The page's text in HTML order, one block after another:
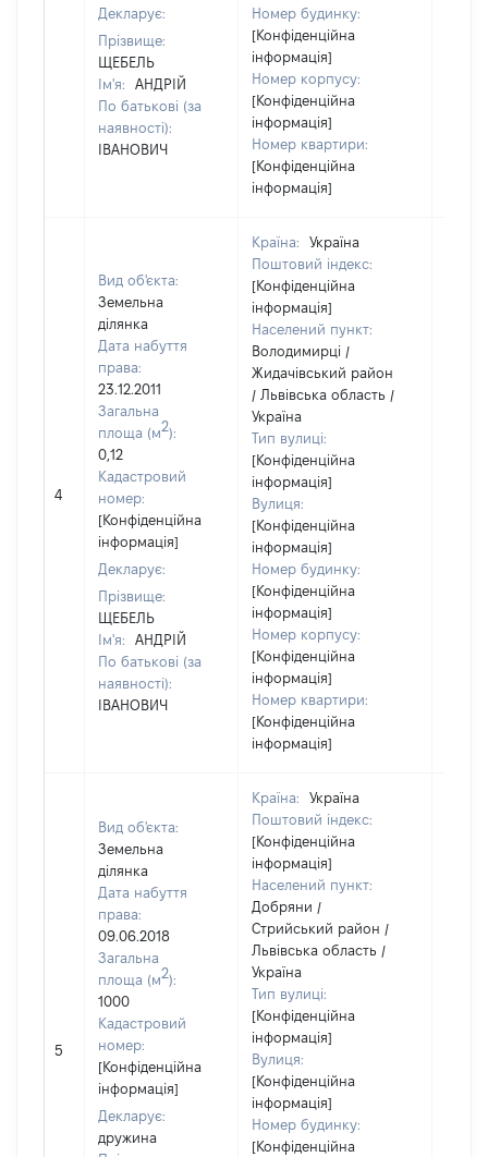
Декларує:
Прізвище:
ЩЕБЕЛЬ
Ім'я:
АНДРІЙ
По батькові (за
наявності):
ІВАНОВИЧ
Номер будинку:
[Конфіденційна
інформація]
Номер корпусу:
[Конфіденційна
інформація]
Номер квартири:
[Конфіденційна
інформація]
4
Вид об'єкта:
Земельна
ділянка
Дата набуття
права:
23.12.2011
Загальна
площа (м2):
0,12
Кадастровий
номер:
[Конфіденційна
інформація]
Декларує:
Прізвище:
ЩЕБЕЛЬ
Ім'я:
АНДРІЙ
По батькові (за
наявності):
ІВАНОВИЧ
Країна:
Україна
Поштовий індекс:
[Конфіденційна
інформація]
Населений пункт:
Володимирці /
Жидачівський район
/ Львівська область /
Україна
Тип вулиці:
[Конфіденційна
інформація]
Вулиця:
[Конфіденційна
інформація]
Номер будинку:
[Конфіденційна
інформація]
Номер корпусу:
[Конфіденційна
інформація]
Номер квартири:
[Конфіденційна
інформація]
5
Вид об'єкта:
Земельна
ділянка
Дата набуття
права:
09.06.2018
Загальна
площа (м2):
1000
Кадастровий
номер:
[Конфіденційна
інформація]
Декларує:
дружина
Країна:
Україна
Поштовий індекс:
[Конфіденційна
інформація]
Населений пункт:
Добряни /
Стрийський район /
Львівська область /
Україна
Тип вулиці:
[Конфіденційна
інформація]
Вулиця:
[Конфіденційна
інформація]
Номер будинку:
[Конфіденційна